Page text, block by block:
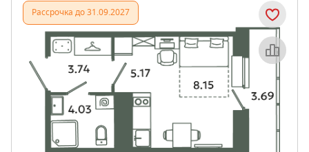
Рассрочка до 31.09.2027
Объект месяца